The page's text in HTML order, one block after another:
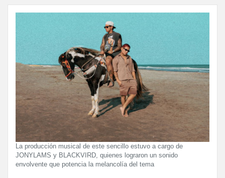
La producción musical de este sencillo estuvo a cargo de
JONYLAMS y BLACKVIRD, quienes lograron un sonido
envolvente que potencia la melancolía del tema